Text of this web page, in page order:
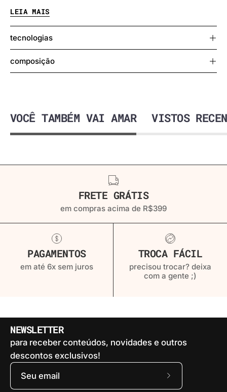
Modelo, veste P.
LEIA MAIS
tecnologias
composição
VOCÊ TAMBÉM VAI AMAR VISTOS
FRETE GRÁTIS
em compras acima de R$399
PAGAMENTOS
em até 6x sem juros
TROCA FÁCIL
precisou trocar? deixa
com a gente ;)
NEWSLETTER
para receber conteúdos, novidades e outros
descontos exclusivos!